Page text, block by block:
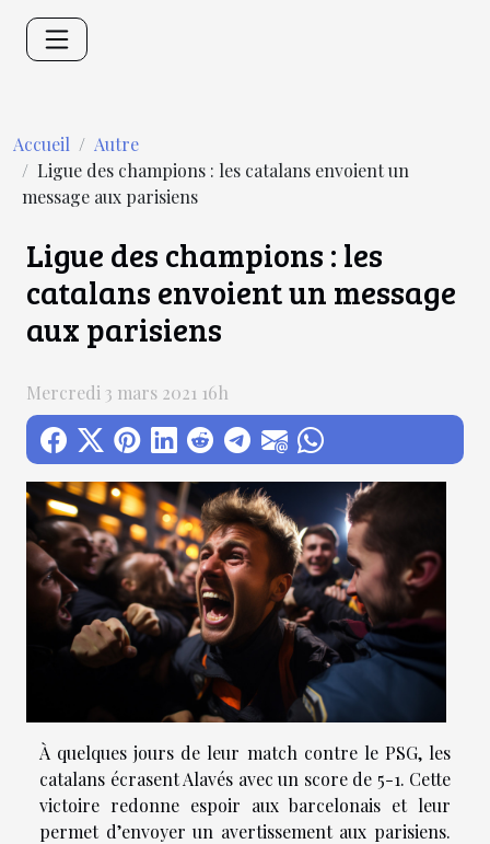
Accueil
Autre
Ligue des champions : les catalans envoient un
message aux parisiens
Ligue des champions : les
catalans envoient un message
aux parisiens
Mercredi 3 mars 2021 16h
À quelques jours de leur match contre le PSG, les
catalans écrasent Alavés avec un score de 5-1. Cette
victoire redonne espoir aux barcelonais et leur
permet d’envoyer un avertissement aux parisiens.